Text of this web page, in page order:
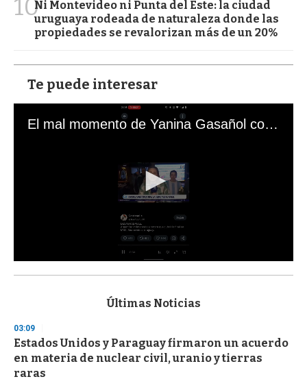
10Ni Montevideo ni Punta del Este: la ciudad
uruguaya rodeada de naturaleza donde las
propiedades se revalorizan más de un 20%
Te puede interesar
El mal momento de Yanina Gasañol con un hincha argentino en "Subrayado"
s
d
s
o
f
3
Últimas Noticias
03:09
Estados Unidos y Paraguay firmaron un acuerdo
en materia de nuclear civil, uranio y tierras
raras